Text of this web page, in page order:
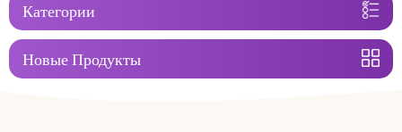
Категории
Новые Продукты